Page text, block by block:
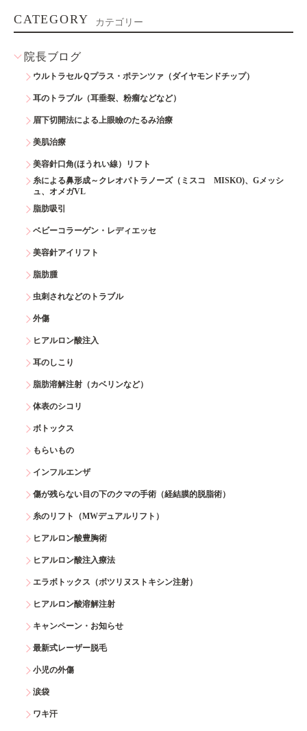
CATEGORY カテゴリー
院長ブログ
ウルトラセルＱプラス・ポテンツァ（ダイヤモンドチップ）
耳のトラブル（耳垂裂、粉瘤などなど）
眉下切開法による上眼瞼のたるみ治療
美肌治療
美容針口角(ほうれい線）リフト
糸による鼻形成～クレオパトラノーズ（ミスコ MISKO)、Gメッシ
ュ、オメガVL
脂肪吸引
ベビーコラーゲン・レディエッセ
美容針アイリフト
脂肪腫
虫刺されなどのトラブル
外傷
ヒアルロン酸注入
耳のしこり
脂肪溶解注射（カベリンなど）
体表のシコリ
ボトックス
もらいもの
インフルエンザ
傷が残らない目の下のクマの手術（経結膜的脱脂術）
糸のリフト（MWデュアルリフト）
ヒアルロン酸豊胸術
ヒアルロン酸注入療法
エラボトックス（ボツリヌストキシン注射）
ヒアルロン酸溶解注射
キャンペーン・お知らせ
最新式レーザー脱毛
小児の外傷
涙袋
ワキ汗